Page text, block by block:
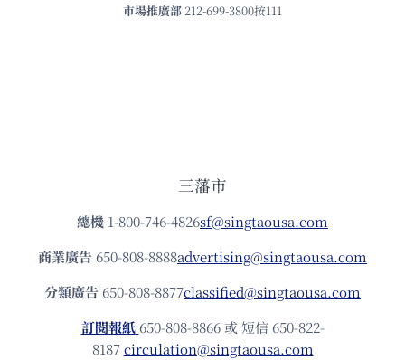
市場推廣部 212-699-3800按111
三藩市
總機 1-800-746-4826sf@singtaousa.com
商業廣告 650-808-8888advertising@singtaousa.com
分類廣告 650-808-8877classified@singtaousa.com
訂閱報紙 650-808-8866 或 短信 650-822-
8187circulation@singtaousa.com